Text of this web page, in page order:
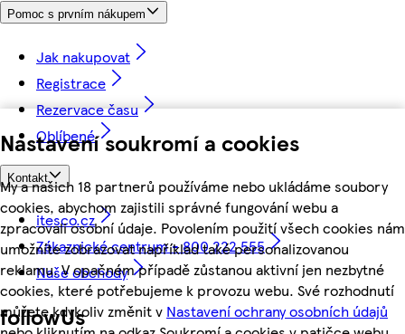
Nastavení soukromí a cookies
My a našich 18 partnerů používáme nebo ukládáme soubory
cookies, abychom zajistili správné fungování webu a
zpracovali osobní údaje. Povolením použití všech cookies nám
umožníte zobrazovat například také personalizovanou
reklamu. V opačném případě zůstanou aktivní jen nezbytné
cookies, které potřebujeme k provozu webu. Své rozhodnutí
můžete kdykoliv změnit v Nastavení ochrany osobních údajů
Pomoc s prvním nákupem
Jak nakupovat
Registrace
Rezervace času
Oblíbené
Kontakt
itesco.cz
Zákaznické centrum - 800 222 555
Naše obchody
followUs